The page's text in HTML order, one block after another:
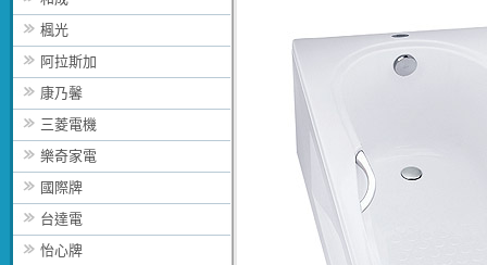
楓光
阿拉斯加
康乃馨
三菱電機
樂奇家電
國際牌
台達電
怡心牌